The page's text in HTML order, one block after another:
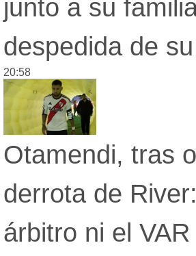
Loterías
Fúnebres
junto a su
despedida de
20:58
Otamendi, tras
derrota de
árbitro ni el